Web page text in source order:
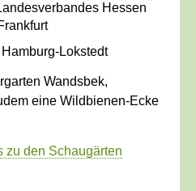
Hessen
Lokstedt
Wandsbek,
eine Wildbienen-Ecke
zu den Schaugärten